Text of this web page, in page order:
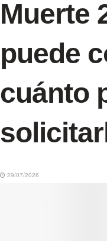
Muerte
puede
cuánto
29/07/2026